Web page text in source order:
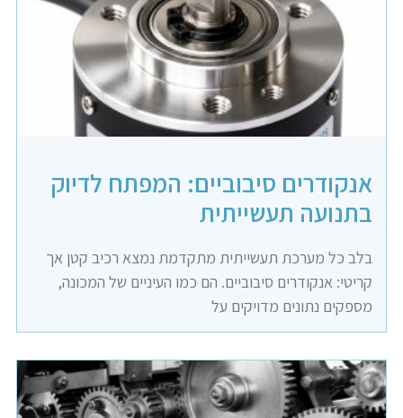
אנקודרים סיבוביים: המפתח לדיוק
בתנועה תעשייתית
בלב כל מערכת תעשייתית מתקדמת נמצא רכיב קטן אך
קריטי: אנקודרים סיבוביים. הם כמו העיניים של המכונה,
מספקים נתונים מדויקים על